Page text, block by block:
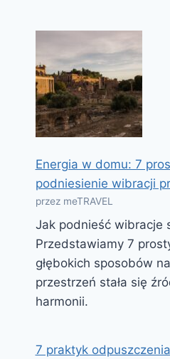
Energia w domu: 7
podniesienie wibracji
przez meTRAVEL
Jak podnieść wibracje
Przedstawiamy 7
głębokich sposobów
przestrzeń stała się
harmonii.
7 praktyk